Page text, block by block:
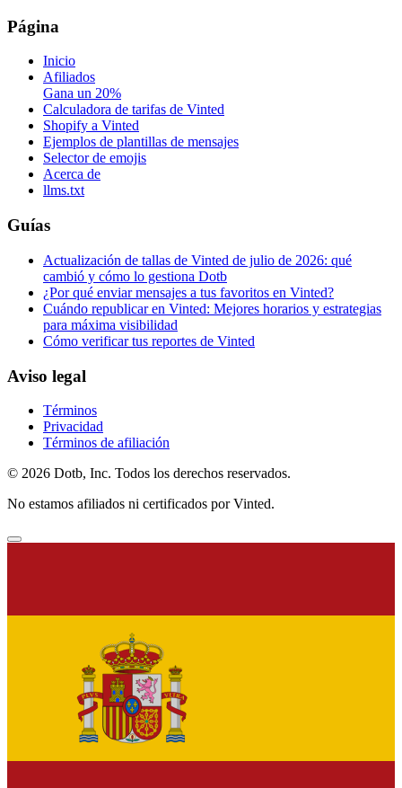
Página
Inicio
Afiliados
Gana un 20%
Calculadora de tarifas de Vinted
Shopify a Vinted
Ejemplos de plantillas de mensajes
Selector de emojis
Acerca de
llms.txt
Guías
Actualización de tallas de Vinted de julio de 2026: qué
cambió y cómo lo gestiona Dotb
¿Por qué enviar mensajes a tus favoritos en Vinted?
Cuándo republicar en Vinted: Mejores horarios y estrategias
para máxima visibilidad
Cómo verificar tus reportes de Vinted
Aviso legal
Términos
Privacidad
Términos de afiliación
© 2026 Dotb, Inc. Todos los derechos reservados.
No estamos afiliados ni certificados por Vinted.